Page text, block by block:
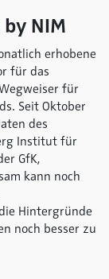
NIM
erhobene
für das
für
Seit Oktober
des
Institut für
GfK,
kann noch
Hintergründe
noch besser zu